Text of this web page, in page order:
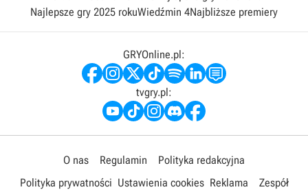
Najlepsze gry 2025 rokuWiedźmin 4Najbliższe premiery
GRYOnline.pl:
tvgry.pl:
O nas Regulamin
Polityka redakcyjna
Polityka prywatności Ustawienia cookies Reklama Zespół